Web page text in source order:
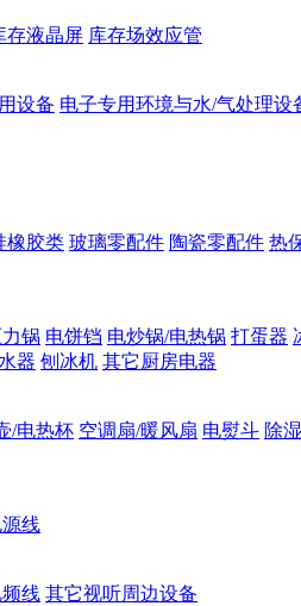
存液晶屏 库存场效应管
设备 电子专用环境与水/气处理设
橡胶类 玻璃零配件 陶瓷零配件 热
锅 电饼铛 电炒锅/电热锅 打蛋器
器 刨冰机 其它厨房电器
/电热杯 空调扇/暖风扇 电熨斗 除
线
线 其它视听周边设备